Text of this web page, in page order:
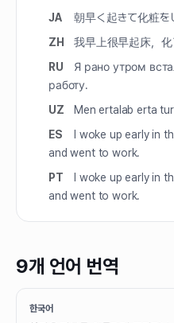
JA
朝早く起きて化粧を
ZH
我早上很早起床，化
RU
Я рано утром
работу.
UZ
Men ertalab erta
ES
I woke up early in
and went to work.
PT
I woke up early in
and went to work.
9개 언어 번역
한국어